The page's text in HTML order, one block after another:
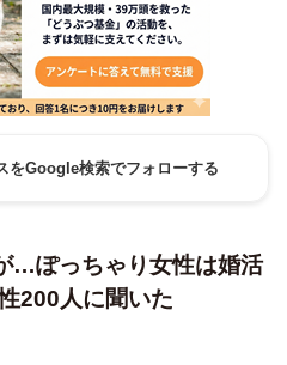
をGoogle検索でフォローする
…ぽっちゃり女性は婚活
200人に聞いた